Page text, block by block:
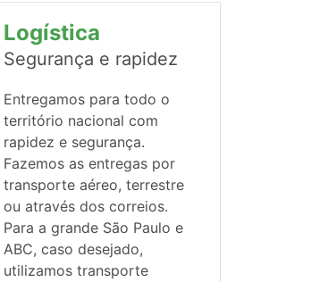
Logística
Segurança e rapidez
Entregamos para todo o
território nacional com
rapidez e segurança.
Fazemos as entregas por
transporte aéreo, terrestre
ou através dos correios.
Para a grande São Paulo e
ABC, caso desejado,
utilizamos transporte